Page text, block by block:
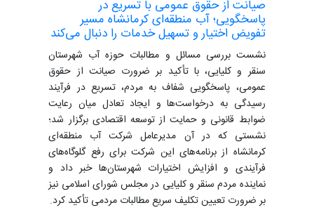
صیانت از حقوق عمومی با تسریع در
پاسخگویی؛ آب منطقه‌ای کرمانشاه مسیر
تفویض اختیار و تسهیل خدمات را دنبال می‌کند
نشست بررسی مسائل و مطالبات حوزه آب شهرستان
سنقر و کلیایی، با تأکید بر ضرورت صیانت از حقوق
عمومی، پاسخگویی شفاف به مردم، تسریع در فرآیند
رسیدگی به درخواست‌ها و ایجاد تعادل میان رعایت
ضوابط قانونی و حمایت از توسعه اقتصادی برگزار شد؛
نشستی که در آن مدیرعامل شرکت آب منطقه‌ای
کرمانشاه از برنامه‌های این شرکت برای رفع گلوگاه‌های
فرآیندی و افزایش اختیارات شهرستان‌ها خبر داد و
نماینده مردم سنقر و کلیایی در مجلس شورای اسلامی نیز
بر ضرورت تعیین تکلیف سریع مطالبات مردمی تأکید کرد.